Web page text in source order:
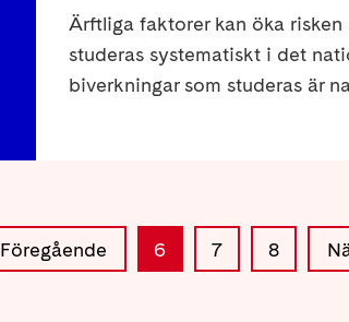
Ärftliga faktorer kan öka
studeras systematiskt i det
biverkningar som studeras är
Föregående 6 7 8